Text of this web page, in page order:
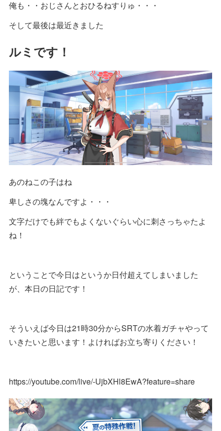
俺も・・おじさんとおひるねすりゅ・・・
そして最後は最近きました
ルミです！
あのねこの子はね
卑しさの塊なんですよ・・・
文字だけでも絆でもよくないぐらい心に刺さっちゃたよ
ね！
ということで今日はというか日付超えてしまいました
が、本日の日記です！
そういえば今日は21時30分からSRTの水着ガチャやって
いきたいと思います！よければお立ち寄りください！
https://youtube.com/live/-UjbXHl8EwA?feature=share